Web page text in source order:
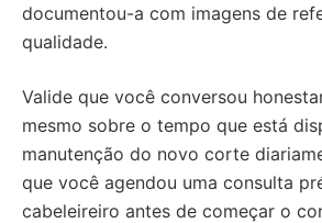
documentou-a com imagens de
qualidade.
Valide que você conversou
mesmo sobre o tempo que está
manutenção do novo corte
que você agendou uma consulta
cabeleireiro antes de começar o